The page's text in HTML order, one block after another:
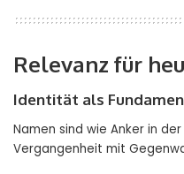
Relevanz für
Identität als
Namen sind wie Anker in
Vergangenheit mit